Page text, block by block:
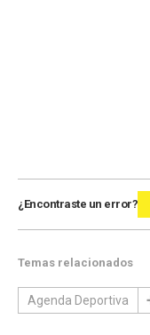
¿Encontraste un error?
Temas relacionados
Agenda Deportiva